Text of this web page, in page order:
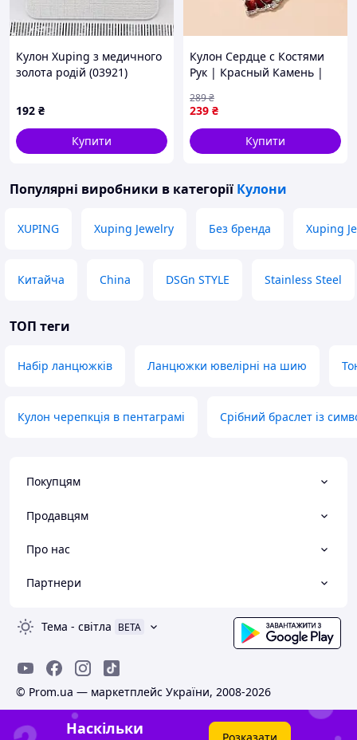
Кулон Xuping з медичного
золота родій (03921)
192 ₴
Купити
Кулон Сердце с Костями
Рук | Красный Камень |
Стиле K-pop JGGW_239
239 ₴
289₴
Купити
Популярні виробники в категорії Кулони
XUPING Xuping Jewelry Без бренда Xuping
Китайча China DSGn STYLE Stainless Steel
ТОП теги
Набір ланцюжків Ланцюжки ювелірні на шию
Кулон черепкція в пентаграмі Срібний браслет із
Покупцям
Продавцям
Про нас
Партнери
Тема - світла BETA
© Prom.ua — маркетплейс України, 2008-2026
Наскільки